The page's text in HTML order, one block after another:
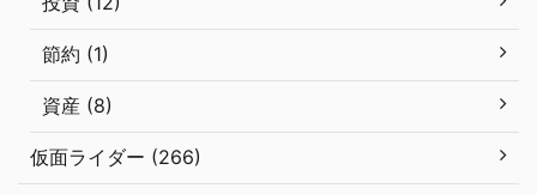
節約 (1)
資産 (8)
仮面ライダー (266)